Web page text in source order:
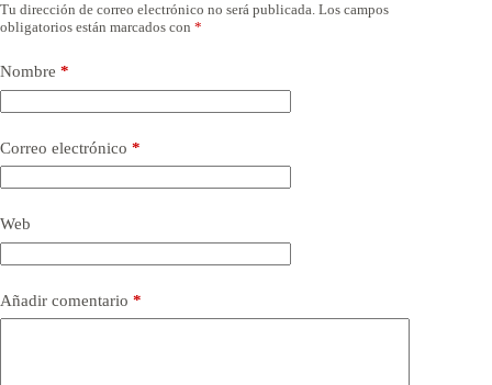
Tu dirección de correo electrónico no será publicada. Los campos
obligatorios están marcados con *
Nombre *
Correo electrónico *
Web
Añadir comentario *